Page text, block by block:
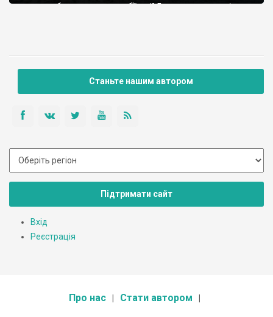
чомусь, обривається на на об’їздній Баштанки, але, далі,
Станьте нашим автором
Підтримати сайт
Вхід
Реєстрація
Про нас Стати автором